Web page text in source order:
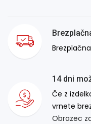
14 dni
Če z
vrnete
Obrazec